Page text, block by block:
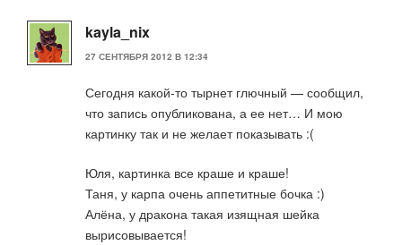
kayla_nix
27 СЕНТЯБРЯ 2012 В 12:34
Сегодня какой-то тырнет глючный — сообщил,
что запись опубликована, а ее нет… И мою
картинку так и не желает показывать :(
Юля, картинка все краше и краше!
Таня, у карпа очень аппетитные бочка :)
Алёна, у дракона такая изящная шейка
вырисовывается!